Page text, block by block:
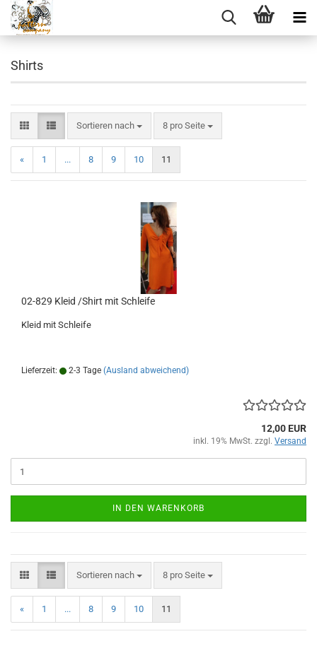
Shirts
Sortieren nach
Sortieren nach 8 pro Seite
pro Seite
« 1 ... 8 9 10 11
02-829 Kleid /Shirt mit Schleife
Kleid mit Schleife
Lieferzeit: 2-3 Tage (Ausland abweichend)
12,00 EUR
inkl. 19% MwSt. zzgl. Versand
IN DEN WARENKORB
Sortieren nach
Sortieren nach 8 pro Seite
pro Seite
« 1 ... 8 9 10 11